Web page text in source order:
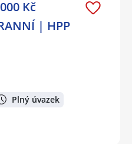
Kč
| HPP
Plný úvazek